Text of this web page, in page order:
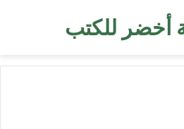
أخضر للكتب